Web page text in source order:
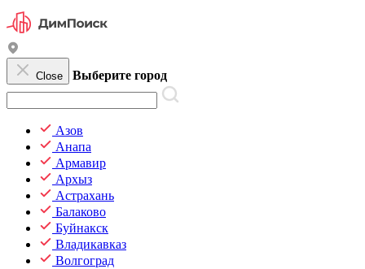
Close Выберите город
Азов
Анапа
Армавир
Архыз
Астрахань
Балаково
Буйнакск
Владикавказ
Волгоград